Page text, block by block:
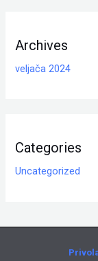
Archives
veljača 2024
Categories
Uncategorized